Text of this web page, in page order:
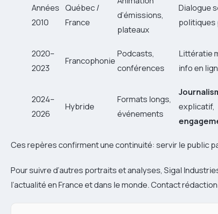
Années
2010
Québec /
France
d’émissions,
plateaux
Dialogue
politiques
2020–
2023
Francophonie
Podcasts,
conférences
Littératie
info en
2024–
2026
Hybride
Formats longs,
événements
explicatif,
Ces repères confirment une continuité: servir le public
Pour suivre d’autres portraits et analyses, Sigal
l’actualité en France et dans le monde. Contact